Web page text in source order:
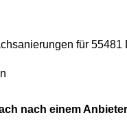
nach einem